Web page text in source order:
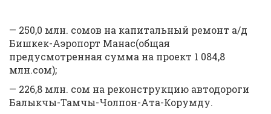
— 250,0 млн. сомов на капитальный ремонт а/д
Бишкек-Аэропорт Манас(общая
предусмотренная сумма на проект 1 084,8
млн.сом);
— 226,8 млн. сом на реконструкцию автодороги
Балыкчы-Тамчы-Чолпон-Ата-Корумду.